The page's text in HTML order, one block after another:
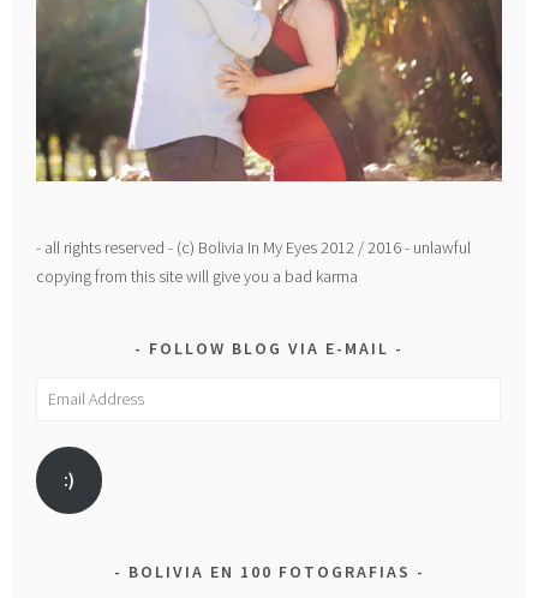
- all rights reserved - (c) Bolivia In My Eyes 2012 / 2016 - unlawful
copying from this site will give you a bad karma
FOLLOW BLOG VIA E-MAIL
Email
:)
BOLIVIA EN 100 FOTOGRAFIAS